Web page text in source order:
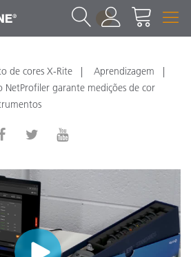
1
de cores X-Rite
Aprendizagem
NetProfiler garante medições de cor